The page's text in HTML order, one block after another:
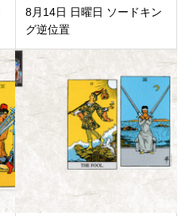
8月14日 日曜日 ソードキン
グ逆位置